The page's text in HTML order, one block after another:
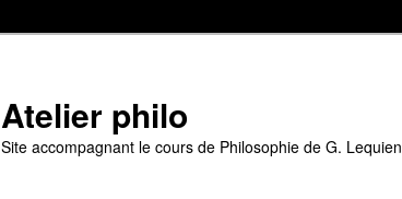
Atelier philo
Site accompagnant le cours de Philosophie de G. Lequien